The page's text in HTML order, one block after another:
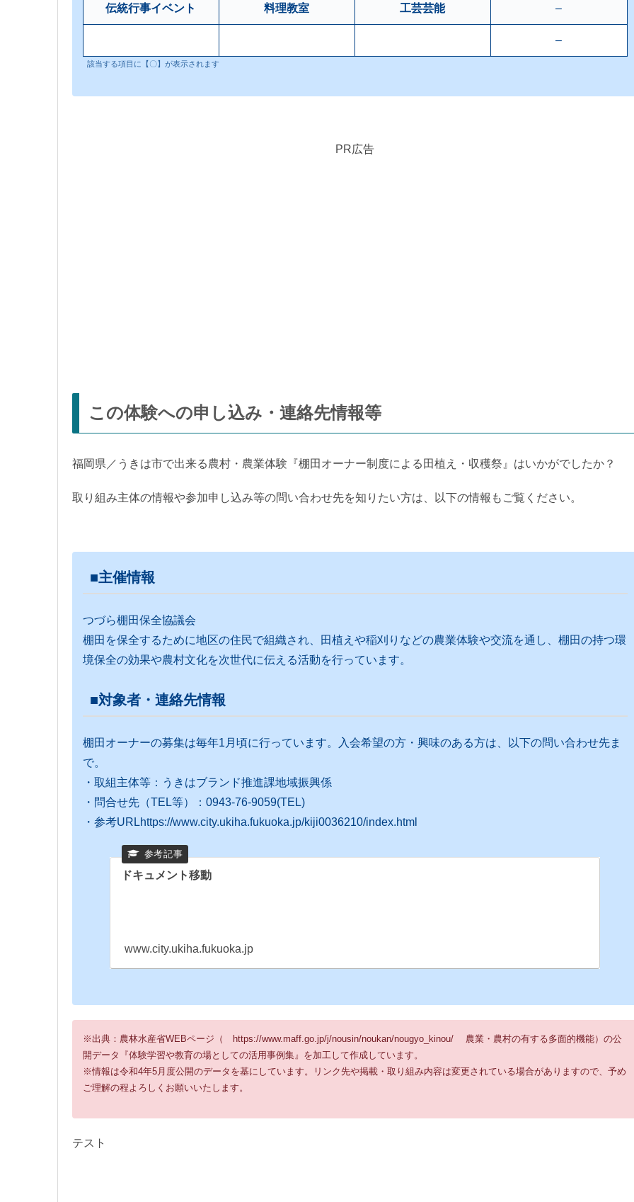
伝統行事イベント 料理教室 工芸芸能 –
–
該当する項目に【〇】が表示されます
PR広告
この体験への申し込み・連絡先情報等
福岡県／うきは市で出来る農村・農業体験『棚田オーナー制度による田植え・収穫祭』はいかがでしたか？
取り組み主体の情報や参加申し込み等の問い合わせ先を知りたい方は、以下の情報もご覧ください。
■主催情報
つづら棚田保全協議会
棚田を保全するために地区の住民で組織され、田植えや稲刈りなどの農業体験や交流を通し、棚田の持つ環
境保全の効果や農村文化を次世代に伝える活動を行っています。
■対象者・連絡先情報
棚田オーナーの募集は毎年1月頃に行っています。入会希望の方・興味のある方は、以下の問い合わせ先ま
で。
・取組主体等：うきはブランド推進課地域振興係
・問合せ先（TEL等）：0943-76-9059(TEL)
・参考URLhttps://www.city.ukiha.fukuoka.jp/kiji0036210/index.html
ドキュメント移動
www.city.ukiha.fukuoka.jp
※出典：農林水産省WEBページ（ https://www.maff.go.jp/j/nousin/noukan/nougyo_kinou/ 農業・農村の有する多面的機能）の公
開データ『体験学習や教育の場としての活用事例集』を加工して作成しています。
※情報は令和4年5月度公開のデータを基にしています。リンク先や掲載・取り組み内容は変更されている場合がありますので、予め
ご理解の程よろしくお願いいたします。
テスト